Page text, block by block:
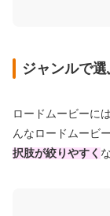
ジャンルで選
ロードムービーに
んなロードムービ
択肢が絞りやすく